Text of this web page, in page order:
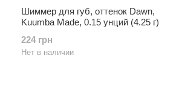
Шиммер для губ, оттенок Dawn,
Kuumba Made, 0.15 унций (4.25 г)
224 грн
Нет в наличии